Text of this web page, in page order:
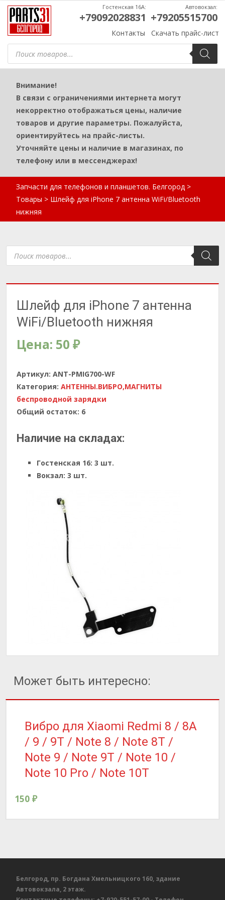
Поиск
товаров
Контакты Скачать прайс-лист
Гостенская 16А:
+79092028831
Автовокзал:
+79205515700
Внимание!
В связи с ограничениями интернета могут
некорректно отображаться цены, наличие
товаров и другие параметры. Пожалуйста,
ориентируйтесь на прайс-листы.
Уточняйте цены и наличие в магазинах, по
телефону или в мессенджерах!
Запчасти для телефонов и планшетов. Белгород >
Товары > Шлейф для iPhone 7 антенна WiFi/Bluetooth
нижняя
Поиск
товаров
Шлейф для iPhone 7 антенна
WiFi/Bluetooth нижняя
Цена: 50 ₽
Артикул: ANT-PMIG700-WF
Категория: АНТЕННЫ.ВИБРО,МАГНИТЫ
беспроводной зарядки
Общий остаток: 6
Наличие на складах:
Гостенская 16: 3 шт.
Вокзал: 3 шт.
Может быть интересно:
Вибро для Xiaomi Redmi 8 / 8A
/ 9 / 9T / Note 8 / Note 8T /
Note 9 / Note 9T / Note 10 /
Note 10 Pro / Note 10T
150 ₽
Белгород, пр. Богдана Хмельницкого 160, здание
Автовокзала, 2 этаж.